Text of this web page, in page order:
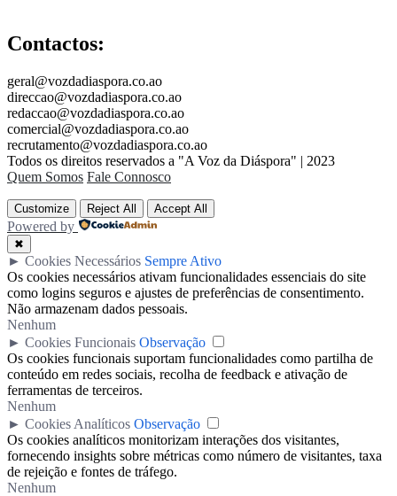
Contactos:
geral@vozdadiaspora.co.ao
direccao@vozdadiaspora.co.ao
redaccao@vozdadiaspora.co.ao
comercial@vozdadiaspora.co.ao
recrutamento@vozdadiaspora.co.ao
Todos os direitos reservados a "A Voz da Diáspora" | 2023
Quem Somos Fale Connosco
Customize Reject All Accept All
Powered by
✖
► Cookies Necessários Sempre Ativo
Os cookies necessários ativam funcionalidades essenciais do site
como logins seguros e ajustes de preferências de consentimento.
Não armazenam dados pessoais.
Nenhum
► Cookies Funcionais Observação
Os cookies funcionais suportam funcionalidades como partilha de
conteúdo em redes sociais, recolha de feedback e ativação de
ferramentas de terceiros.
Nenhum
► Cookies Analíticos Observação
Os cookies analíticos monitorizam interações dos visitantes,
fornecendo insights sobre métricas como número de visitantes, taxa
de rejeição e fontes de tráfego.
Nenhum